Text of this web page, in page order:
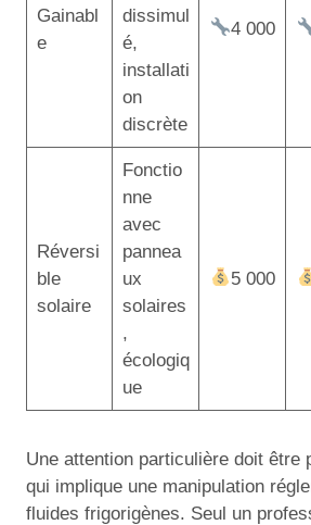
Gainabl
e
dissimul
é,
installati
on
discrète
4 000
Réversi
ble
solaire
Fonctio
nne
avec
pannea
ux
solaires
,
écologiq
ue
5 000
Une attention particulière doit être
qui implique une manipulation
fluides frigorigènes. Seul un